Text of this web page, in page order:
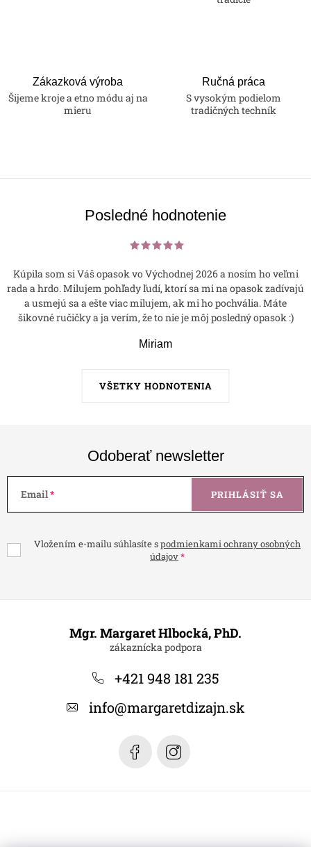
Zákazková výroba
Šijeme kroje a etno módu aj na
mieru
Ručná práca
S vysokým podielom
tradičných techník
Posledné hodnotenie
VŠETKY HODNOTENIA
Kúpila som si Váš opasok vo Východnej 2026 a nosím ho veľmi
rada a hrdo. Milujem pohľady ľudí, ktorí sa mi na opasok zadívajú
a usmejú sa a ešte viac milujem, ak mi ho pochvália. Máte
šikovné ručičky a ja verím, že to nie je môj posledný opasok :)
Miriam
Odoberať newsletter
Email
Vložením e-mailu súhlasíte spodmienkami ochrany osobných
údajov
PRIHLÁSIŤ SA
Mgr. Margaret Hlbocká, PhD.
+421 948 181 235
info@margaretdizajn.sk